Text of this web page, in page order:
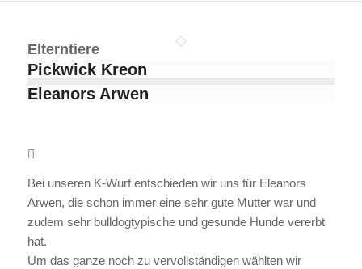
Elterntiere
Pickwick Kreon
Eleanors Arwen
Bei unseren K-Wurf entschieden wir uns für Eleanors
Arwen, die schon immer eine sehr gute Mutter war und
zudem sehr bulldogtypische und gesunde Hunde vererbt
hat.
Um das ganze noch zu vervollständigen wählten wir